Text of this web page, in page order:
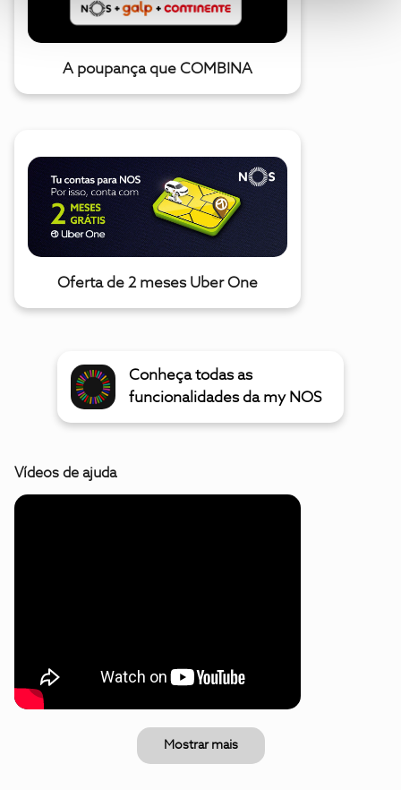
A poupança que COMBINA
Oferta de 2 meses Uber One
Conheça todas as
funcionalidades da my NOS
Vídeos de ajuda
Mostrar mais